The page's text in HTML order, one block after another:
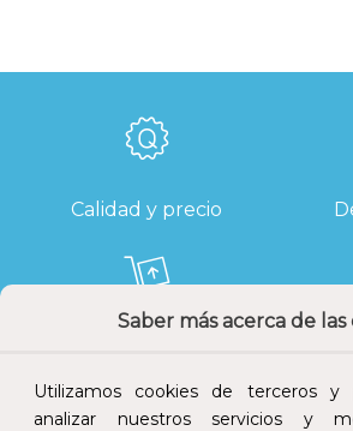
Saber más acerca de las
Utilizamos cookies de terceros y
analizar nuestros servicios y
Calidad y precio